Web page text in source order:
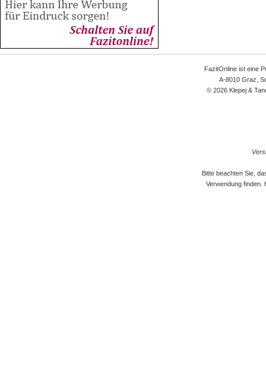
FazitOnline ist eine
A-8010 Graz,
© 2026 Klepej &
Bitte beachten Sie,
Verwendung finden.